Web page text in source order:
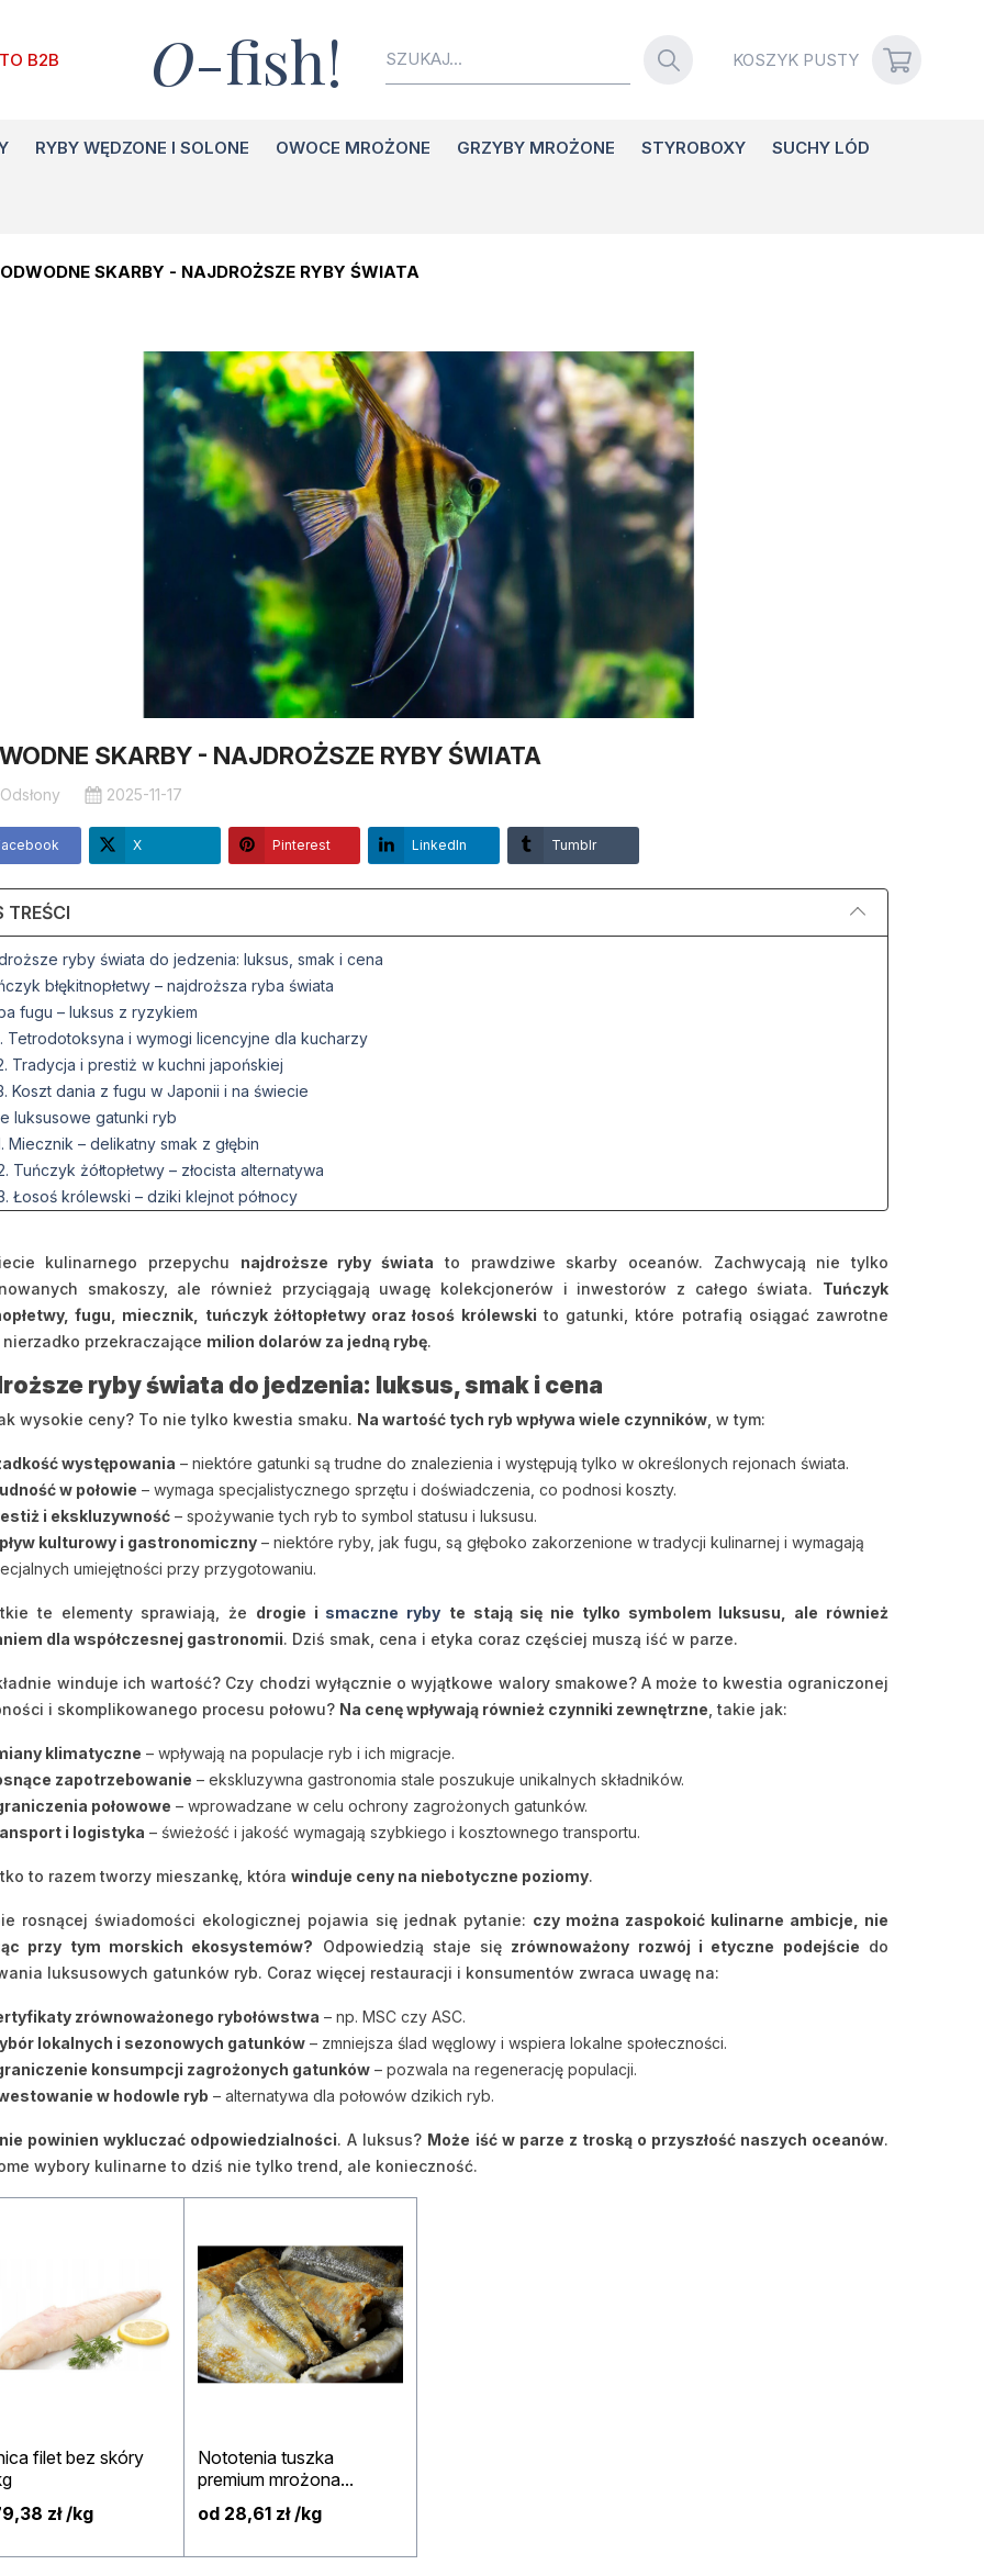
B2B O-fish! KOSZYK PUSTY
RYBY WĘDZONE I SOLONE OWOCE MROŻONE GRZYBY MROŻONE STYROBOXY SUCHY LÓD
SKARBY - NAJDROŻSZE RYBY ŚWIATA
SKARBY - NAJDROŻSZE RYBY ŚWIATA
2025-11-17
X Pinterest LinkedIn Tumblr
TREŚCI
ryby świata do jedzenia: luksus, smak i cena
błękitnopłetwy – najdroższa ryba świata
fugu – luksus z ryzykiem
Tetrodotoksyna i wymogi licencyjne dla kucharzy
Tradycja i prestiż w kuchni japońskiej
Koszt dania z fugu w Japonii i na świecie
luksusowe gatunki ryb
Miecznik – delikatny smak z głębin
Tuńczyk żółtopłetwy – złocista alternatywa
Łosoś królewski – dziki klejnot północy
Rola pośredników i restauracji, takich jak Onodera Group i Yamayuki
Ekskluzywne restauracje serwujące ryby premium
ryby w kuchni japońskiej
Sushi i sashimi z najdroższych gatunków
Sashimi z tuńczyka błękitnopłetwego jako symbol prestiżu
wpływające na cenę najdroższych ryb
Rzadkość i trudność połowu
Wpływ zmian klimatycznych na dostępność
Popyt w gastronomii premium
i zrównoważony rozwój w świecie luksusowych ryb
Zrównoważone rybołówstwo i certyfikaty pochodzenia
Rola organizacji takich jak WWF i głosy ekspertów
dla najdroższych ryb
Przykłady dań z alternatywnych ryb
Czy warto inwestować w luksus, czy szukać zamienników?
kulinarnego przepychu najdroższe ryby świata to prawdziwe skarby oceanów. Zachwycają nie tylko
smakoszy, ale również przyciągają uwagę kolekcjonerów i inwestorów z całego świata. Tuńczyk
fugu, miecznik, tuńczyk żółtopłetwy oraz łosoś królewski to gatunki, które potrafią osiągać zawrotne
nierzadko przekraczające milion dolarów za jedną rybę.
ryby świata do jedzenia: luksus, smak i cena
wysokie ceny? To nie tylko kwestia smaku. Na wartość tych ryb wpływa wiele czynników , w tym:
występowania – niektóre gatunki są trudne do znalezienia i występują tylko w określonych rejonach świata.
w połowie – wymaga specjalistycznego sprzętu i doświadczenia, co podnosi koszty.
i ekskluzywność – spożywanie tych ryb to symbol statusu i luksusu.
kulturowy i gastronomiczny – niektóre ryby, jak fugu, są głęboko zakorzenione w tradycji kulinarnej i wymagają
umiejętności przy przygotowaniu.
te elementy sprawiają, że drogie i smaczne ryby te stają się nie tylko symbolem luksusu, ale również
dla współczesnej gastronomii. Dziś smak, cena i etyka coraz częściej muszą iść w parze.
winduje ich wartość? Czy chodzi wyłącznie o wyjątkowe walory smakowe? A może to kwestia ograniczonej
i skomplikowanego procesu połowu? Na cenę wpływają również czynniki zewnętrzne , takie jak:
klimatyczne – wpływają na populacje ryb i ich migracje.
zapotrzebowanie – ekskluzywna gastronomia stale poszukuje unikalnych składników.
połowowe – wprowadzane w celu ochrony zagrożonych gatunków.
i logistyka – świeżość i jakość wymagają szybkiego i kosztownego transportu.
to razem tworzy mieszankę, która winduje ceny na niebotyczne poziomy.
rosnącej świadomości ekologicznej pojawia się jednak pytanie: czy można zaspokoić kulinarne ambicje, nie
przy tym morskich ekosystemów? Odpowiedzią staje się zrównoważony rozwój i etyczne podejście do
luksusowych gatunków ryb. Coraz więcej restauracji i konsumentów zwraca uwagę na:
zrównoważonego rybołówstwa – np. MSC czy ASC.
lokalnych i sezonowych gatunków – zmniejsza ślad węglowy i wspiera lokalne społeczności.
konsumpcji zagrożonych gatunków – pozwala na regenerację populacji.
w hodowle ryb – alternatywa dla połowów dzikich ryb.
powinien wykluczać odpowiedzialności. A luksus? Może iść w parze z troską o przyszłość naszych oceanów.
wybory kulinarne to dziś nie tylko trend, ale konieczność.
filet bez skóry
zł /kg
Nototenia tuszka
premium mrożona...
od 28,61 zł /kg